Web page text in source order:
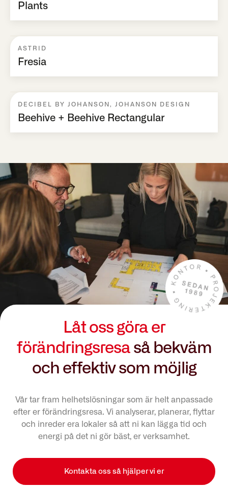
Plants
ASTRID
Fresia
DECIBEL BY JOHANSON , JOHANSON DESIGN
Beehive + Beehive Rectangular
Låt oss göra er
förändringsresa så bekväm
och effektiv som möjlig
Vår tar fram helhetslösningar som är helt anpassade
efter er förändringsresa. Vi analyserar, planerar, flyttar
och inreder era lokaler så att ni kan lägga tid och
energi på det ni gör bäst, er verksamhet.
Kontakta oss så hjälper vi er